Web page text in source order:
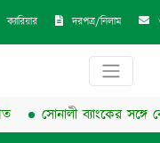
ক্যারিয়ার দরপত্র/নিলাম
সোনালী ব্যাংকের সঙ্গে